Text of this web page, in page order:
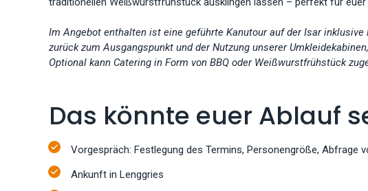
Im Angebot enthalten ist eine geführte Kanutour auf der Isar
zurück zum Ausgangspunkt und der Nutzung unserer
Optional kann Catering in Form von BBQ oder Weißwurstfrühstück
Das könnte euer Ablauf
Vorgespräch: Festlegung des Termins, Personengröße, Abfrage
Ankunft in Lenggries